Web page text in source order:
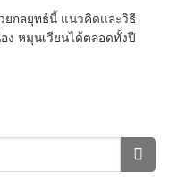
ยกลยุทธ์นี้ แนวคิดและวิธี
ง หมุนเวียนได้ตลอดทั้งปี